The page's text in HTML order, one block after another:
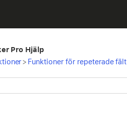
Pro Hjälp
> Funktioner för repeterade fält